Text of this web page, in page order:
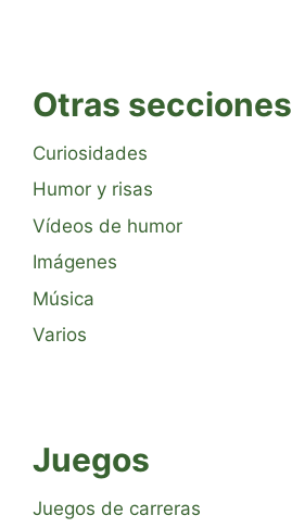
Otras secciones
Curiosidades
Humor y risas
Vídeos de humor
Imágenes
Música
Varios
Juegos
Juegos de carreras